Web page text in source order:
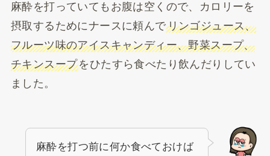
麻酔を打っていてもお腹は空くので、カロリーを
摂取するためにナースに頼んでリンゴジュース、
フルーツ味のアイスキャンディー、野菜スープ、
チキンスープをひたすら食べたり飲んだりしてい
ました。
麻酔を打つ前に何か食べておけば